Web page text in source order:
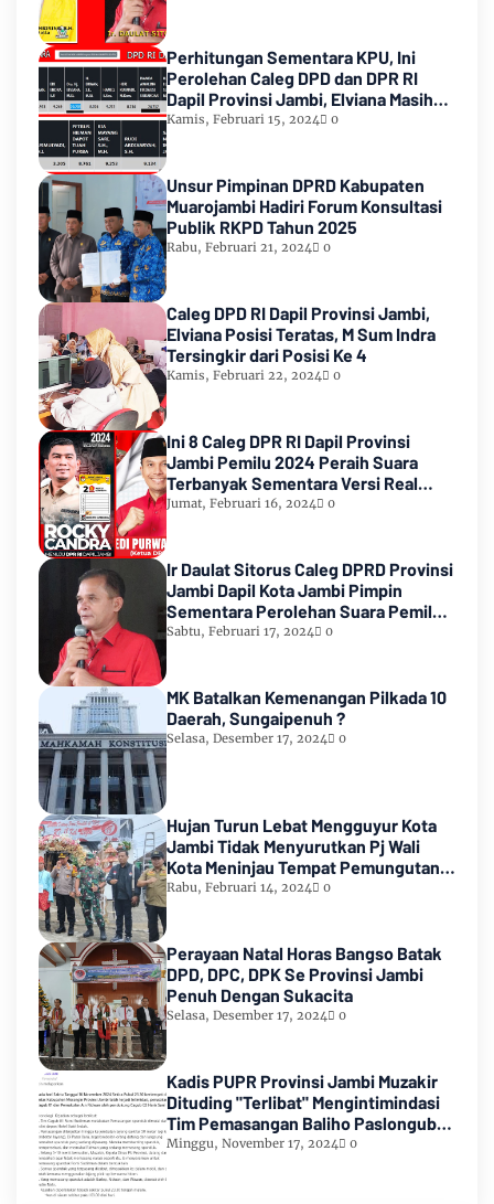
Perhitungan Sementara KPU, Ini
Perolehan Caleg DPD dan DPR RI
Dapil Provinsi Jambi, Elviana Masih
Urutan Kedua Teratas
Kamis, Februari 15, 2024 0
Unsur Pimpinan DPRD Kabupaten
Muarojambi Hadiri Forum Konsultasi
Publik RKPD Tahun 2025
Rabu, Februari 21, 2024 0
Caleg DPD RI Dapil Provinsi Jambi,
Elviana Posisi Teratas, M Sum Indra
Tersingkir dari Posisi Ke 4
Kamis, Februari 22, 2024 0
Ini 8 Caleg DPR RI Dapil Provinsi
Jambi Pemilu 2024 Peraih Suara
Terbanyak Sementara Versi Real
Count KPU RI
Jumat, Februari 16, 2024 0
Ir Daulat Sitorus Caleg DPRD Provinsi
Jambi Dapil Kota Jambi Pimpin
Sementara Perolehan Suara Pemilu
2024
Sabtu, Februari 17, 2024 0
MK Batalkan Kemenangan Pilkada 10
Daerah, Sungaipenuh ?
Selasa, Desember 17, 2024 0
Hujan Turun Lebat Mengguyur Kota
Jambi Tidak Menyurutkan Pj Wali
Kota Meninjau Tempat Pemungutan
Suara Pemilu 2024
Rabu, Februari 14, 2024 0
Perayaan Natal Horas Bangso Batak
DPD, DPC, DPK Se Provinsi Jambi
Penuh Dengan Sukacita
Selasa, Desember 17, 2024 0
Kadis PUPR Provinsi Jambi Muzakir
Dituding "Terlibat" Mengintimindasi
Tim Pemasangan Baliho Paslongub
Romi-Sudirman
Minggu, November 17, 2024 0